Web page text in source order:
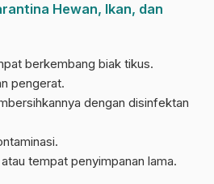
Hewan, Ikan, dan
berkembang biak tikus.
pengerat.
dengan disinfektan
tempat penyimpanan lama.